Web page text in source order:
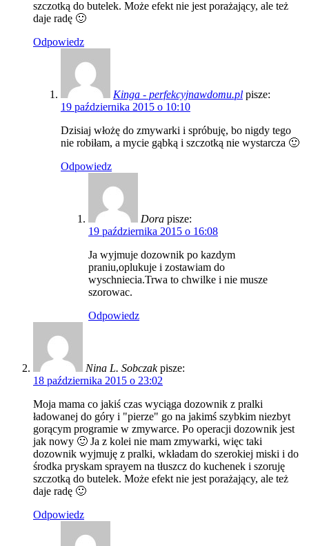
szczotką do butelek. Może efekt nie jest porażający, ale też
daje radę 🙂
Odpowiedz
Kinga - perfekcyjnawdomu.pl pisze:
19 października 2015 o 10:10
Dzisiaj włożę do zmywarki i spróbuję, bo nigdy tego
nie robiłam, a mycie gąbką i szczotką nie wystarcza 🙂
Odpowiedz
Dora pisze:
19 października 2015 o 16:08
Ja wyjmuje dozownik po kazdym
praniu,oplukuje i zostawiam do
wyschniecia.Trwa to chwilke i nie musze
szorowac.
Odpowiedz
Nina L. Sobczak pisze:
18 października 2015 o 23:02
Moja mama co jakiś czas wyciąga dozownik z pralki
ładowanej do góry i "pierze" go na jakimś szybkim niezbyt
gorącym programie w zmywarce. Po operacji dozownik jest
jak nowy 🙂 Ja z kolei nie mam zmywarki, więc taki
dozownik wyjmuję z pralki, wkładam do szerokiej miski i do
środka pryskam sprayem na tłuszcz do kuchenek i szoruję
szczotką do butelek. Może efekt nie jest porażający, ale też
daje radę 🙂
Odpowiedz